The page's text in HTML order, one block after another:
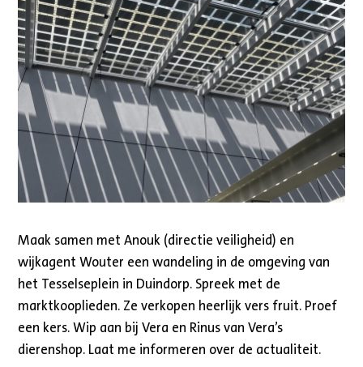
Maak samen met Anouk (directie veiligheid) en
wijkagent Wouter een wandeling in de omgeving van
het Tesselseplein in Duindorp. Spreek met de
marktkooplieden. Ze verkopen heerlijk vers fruit. Proef
een kers. Wip aan bij Vera en Rinus van Vera’s
dierenshop. Laat me informeren over de actualiteit.